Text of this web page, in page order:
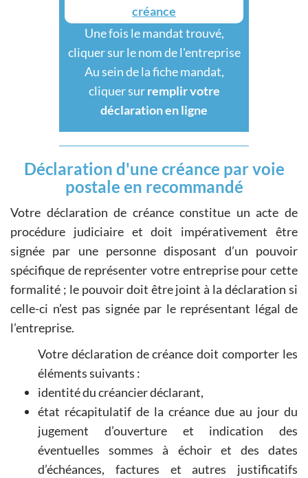
créance
Une fois le mandat trouvé,
cliquer sur le nom de l'entreprise
Au sein de la fiche mandat,
cliquer surremplir votre
déclaration en ligne
Déclaration d'une créance par voie
postale en recommandé
Votre déclaration de créance constitue un acte de
procédure judiciaire et doit impérativement être
signée par une personne disposant d’un pouvoir
spécifique de représenter votre entreprise pour cette
formalité ; le pouvoir doit être joint à la déclaration si
celle-ci n’est pas signée par le représentant légal de
l’entreprise.
Votre déclaration de créance doit comporter les
éléments suivants :
identité du créancier déclarant,
état récapitulatif de la créance due au jour du
jugement d’ouverture et indication des
éventuelles sommes à échoir et des dates
d’échéances, factures et autres justificatifs